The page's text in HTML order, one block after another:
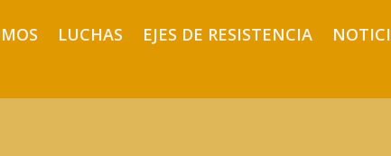
LUCHAS EJES DE RESISTENCIA